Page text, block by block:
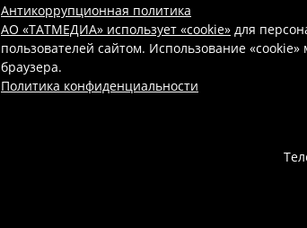
Антикоррупционная политика
АО «ТАТМЕДИА» использует «cookie» для
пользователей сайтом. Использование
браузера.
Политика конфиденциальности